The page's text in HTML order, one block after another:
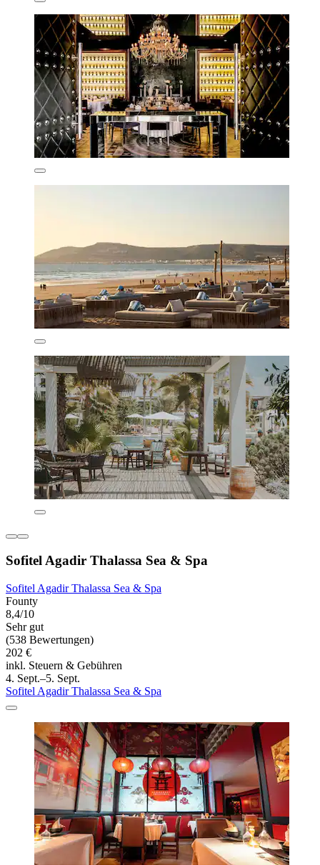
Sofitel Agadir Thalassa Sea & Spa
Sofitel Agadir Thalassa Sea & Spa
Founty
8,4/10
Sehr gut
(538 Bewertungen)
202 €
inkl. Steuern & Gebühren
4. Sept.–5. Sept.
Sofitel Agadir Thalassa Sea & Spa